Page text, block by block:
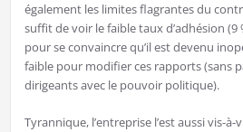
également les limites flagrantes du
suffit de voir le faible taux d’adhésion (9
pour se convaincre qu’il est devenu
faible pour modifier ces rapports (sans
dirigeants avec le pouvoir politique).
Tyrannique, l’entreprise l’est aussi vis-